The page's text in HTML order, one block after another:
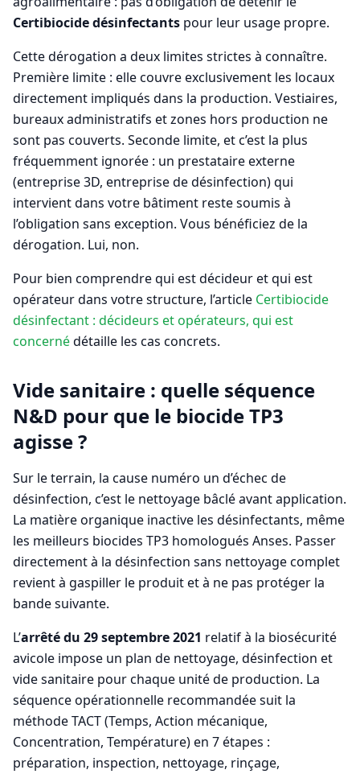
Certibiocide désinfectants pour leur usage propre.
Cette dérogation a deux limites strictes à connaître.
Première limite : elle couvre exclusivement les locaux
directement impliqués dans la production. Vestiaires,
bureaux administratifs et zones hors production ne
sont pas couverts. Seconde limite, et c’est la plus
fréquemment ignorée : un prestataire externe
(entreprise 3D, entreprise de désinfection) qui
intervient dans votre bâtiment reste soumis à
l’obligation sans exception. Vous bénéficiez de la
dérogation. Lui, non.
Pour bien comprendre qui est décideur et qui est
opérateur dans votre structure, l’article Certibiocide
désinfectant : décideurs et opérateurs, qui est
concernédétaille les cas concrets.
Vide sanitaire : quelle séquence
N&D pour que le biocide TP3
agisse ?
Sur le terrain, la cause numéro un d’échec de
désinfection, c’est le nettoyage bâclé avant application.
La matière organique inactive les désinfectants, même
les meilleurs biocides TP3 homologués Anses. Passer
directement à la désinfection sans nettoyage complet
revient à gaspiller le produit et à ne pas protéger la
bande suivante.
L’arrêté du 29 septembre 2021 relatif à la biosécurité
avicole impose un plan de nettoyage, désinfection et
vide sanitaire pour chaque unité de production. La
séquence opérationnelle recommandée suit la
méthode TACT (Temps, Action mécanique,
Concentration, Température) en 7 étapes :
préparation, inspection, nettoyage, rinçage,